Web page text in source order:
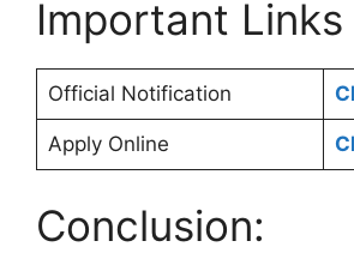
Important Links
Official Notification
Apply Online
Conclusion: